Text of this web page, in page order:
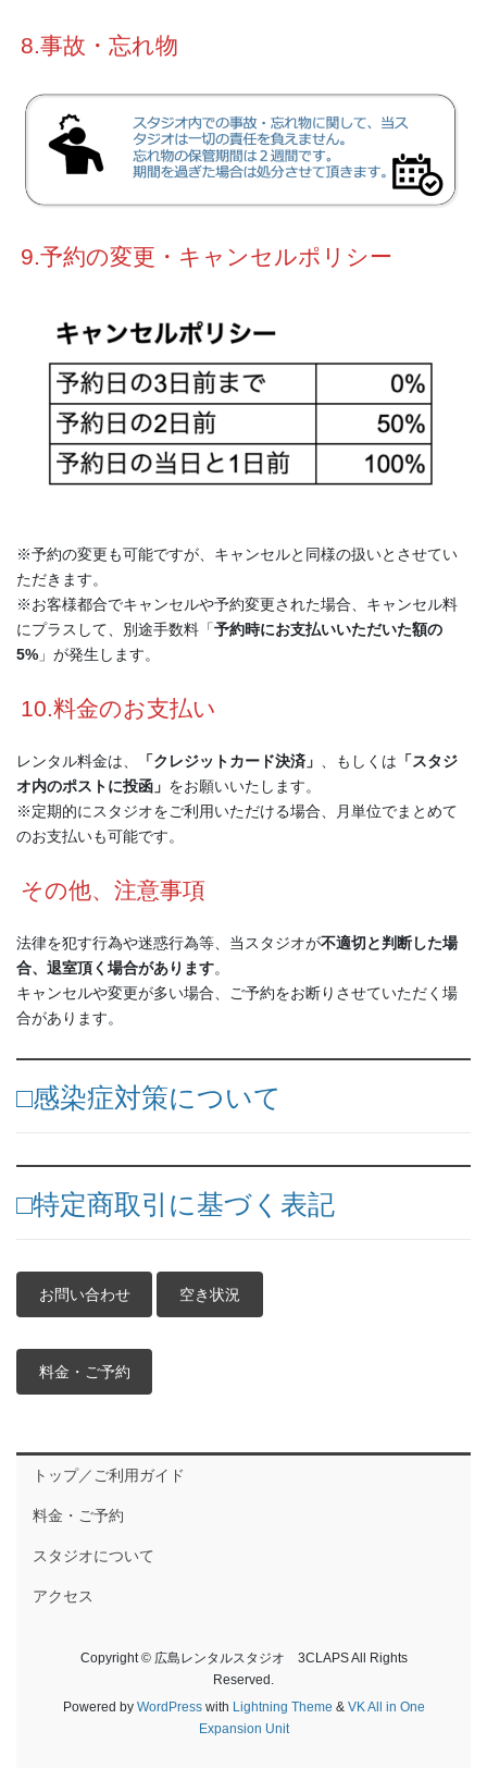
8.事故・忘れ物
9.予約の変更・キャンセルポリシー
※予約の変更も可能ですが、キャンセルと同様の扱いとさせてい
ただきます。
※お客様都合でキャンセルや予約変更された場合、キャンセル料
にプラスして、別途手数料「予約時にお支払いいただいた額の
5% 」が発生します。
10.料金のお支払い
レンタル料金は、 「クレジットカード決済」 、もしくは 「スタジ
オ内のポストに投函」 をお願いいたします。
※定期的にスタジオをご利用いただける場合、月単位でまとめて
のお支払いも可能です。
その他、注意事項
法律を犯す行為や迷惑行為等、当スタジオが不適切と判断した場
合、退室頂く場合があります。
キャンセルや変更が多い場合、ご予約をお断りさせていただく場
合があります。
□感染症対策について
□特定商取引に基づく表記
お問い合わせ 空き状況
料金・ご予約
トップ／ご利用ガイド
料金・ご予約
スタジオについて
アクセス
Copyright © 広島レンタルスタジオ 3CLAPS All Rights
Reserved.
Powered by WordPresswith Lightning Theme & VK All in One
Expansion Unit